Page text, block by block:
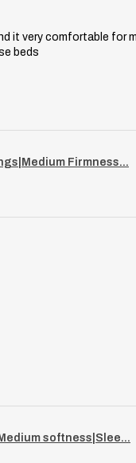
it very comfortable for
beds
Firmness...
softness|Slee...